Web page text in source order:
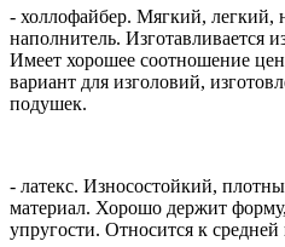
- холлофайбер. Мягкий, легкий,
наполнитель. Изготавливается
Имеет хорошее соотношение
вариант для изголовий,
подушек.
- латекс. Износостойкий,
материал. Хорошо держит
упругости. Относится к